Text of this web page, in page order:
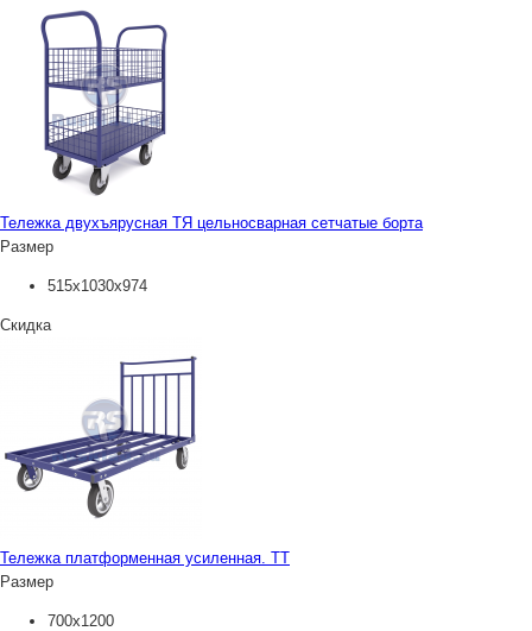
Тележка двухъярусная ТЯ цельносварная сетчатые борта
Размер
515х1030х974
Скидка
Тележка платформенная усиленная. ТТ
Размер
700х1200